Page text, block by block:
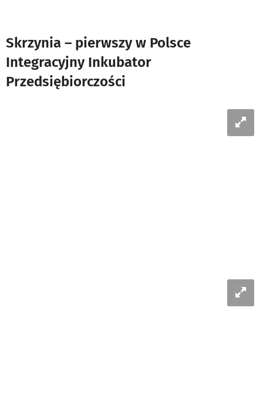
Skrzynia – pierwszy w Polsce
Integracyjny Inkubator
Przedsiębiorczości